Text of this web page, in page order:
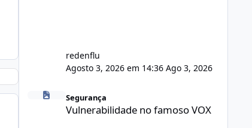
redenflu
Agosto 3, 2026 em 14:36 Ago 3, 2026
Vulnerabilidade no famoso VOX
Segurança
Vulnerabilidade no famoso VOX